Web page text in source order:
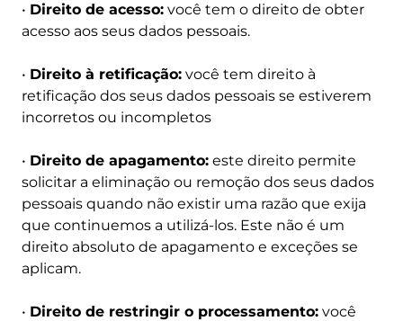
• Direito de acesso: você tem o direito de obter
acesso aos seus dados pessoais.
• Direito à retificação: você tem direito à
retificação dos seus dados pessoais se estiverem
incorretos ou incompletos
• Direito de apagamento: este direito permite
solicitar a eliminação ou remoção dos seus dados
pessoais quando não existir uma razão que exija
que continuemos a utilizá-los. Este não é um
direito absoluto de apagamento e exceções se
aplicam.
• Direito de restringir o processamento: você